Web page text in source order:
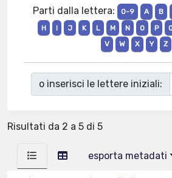
Parti dalla lettera: 0-9 A B
H
I J K L M N O P
V
W X Y Z
o inserisci le lettere iniziali:
Risultati da 2 a 5 di 5
esporta metadati